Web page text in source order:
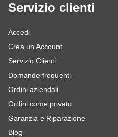
Servizio clienti
Accedi
Crea un Account
Servizio Clienti
Domande frequenti
Ordini aziendali
Ordini come privato
Garanzia e Riparazione
Blog